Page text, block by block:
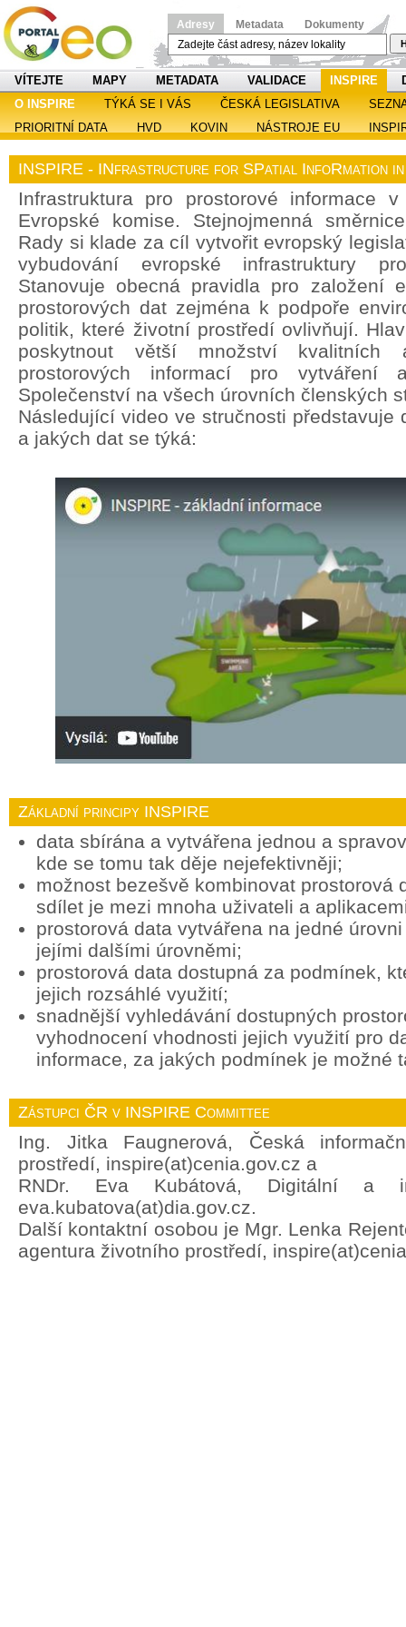
Adresy Metadata Dokumenty
VÍTEJTE MAPY METADATA VALIDACE INSPIRE
O INSPIRE
TÝKÁ SE I VÁS ČESKÁ LEGISLATIVA
PRIORITNÍ DATA
HVD KOVIN NÁSTROJE EU
INSPIRE - INfrastructure for SPatial InfoRmation
Infrastruktura pro prostorové informace
Evropské komise. Stejnojmenná
Rady si klade za cíl vytvořit evropský
vybudování evropské infrastruktury
Stanovuje obecná pravidla pro založení
prostorových dat zejména k podpoře
politik, které životní prostředí ovlivňují.
poskytnout větší množství kvalitních
prostorových informací pro vytváření
Společenství na všech úrovních členských
Následující video ve stručnosti představuje
a jakých dat se týká:
Základní principy INSPIRE
data sbírána a vytvářena jednou a
kde se tomu tak děje nejefektivněji;
možnost bezešvě kombinovat prostorová
sdílet je mezi mnoha uživateli a
prostorová data vytvářena na jedné
jejími dalšími úrovněmi;
prostorová data dostupná za podmínek,
jejich rozsáhlé využití;
snadnější vyhledávání dostupných
vyhodnocení vhodnosti jejich využití pro
informace, za jakých podmínek je možné
Zástupci ČR v INSPIRE Committee
Ing. Jitka Faugnerová, Česká
prostředí, inspire(at)cenia.gov.cz a
RNDr. Eva Kubátová, Digitální a
eva.kubatova(at)dia.gov.cz.
Další kontaktní osobou je Mgr. Lenka
agentura životního prostředí,